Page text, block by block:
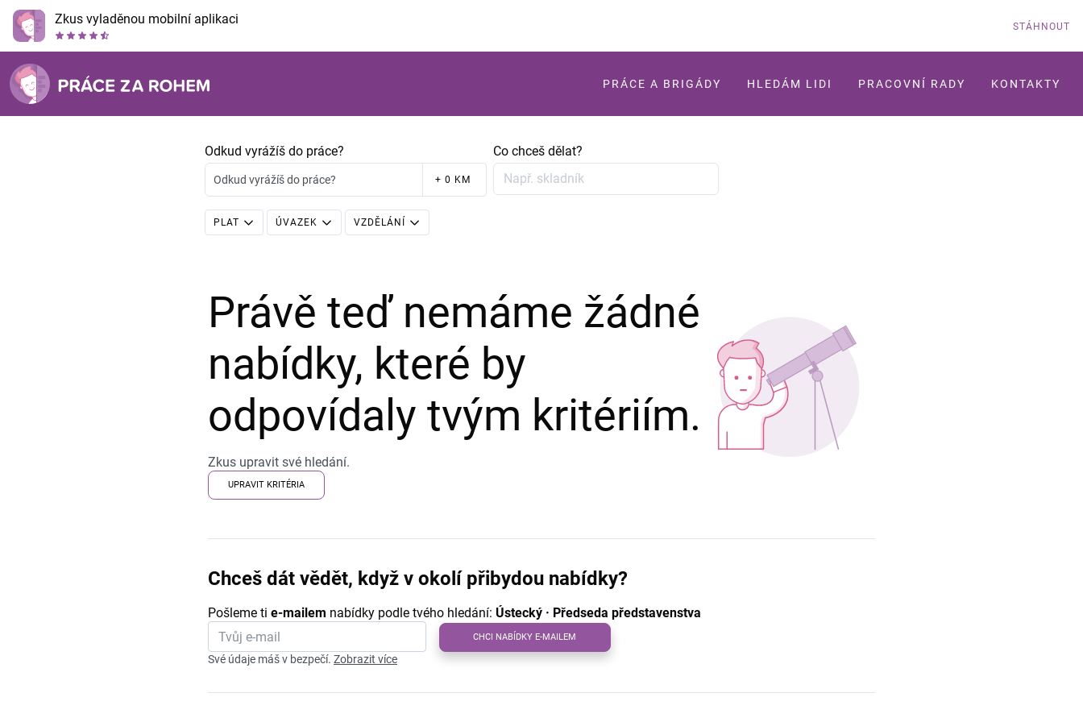
Zkus vyladěnou mobilní aplikaci STÁHNOUT
PRÁCE A BRIGÁDY HLEDÁM LIDI PRACOVNÍ RADY KONTAKTY
Odkud vyrážíš do práce?
Odkud vyrážíš do práce? + 0 KM
Co chceš dělat?
PLAT ÚVAZEK VZDĚLÁNÍ
Právě teď nemáme žádné
nabídky, které by
odpovídaly tvým kritériím.
Zkus upravit své hledání.
UPRAVIT KRITÉRIA
Chceš dát vědět, když v okolí přibydou nabídky?
Pošleme ti e-mailem nabídky podle tvého hledání: Ústecký · Předseda představenstva
CHCI NABÍDKY E-MAILEM
Své údaje máš v bezpečí. Zobrazit více